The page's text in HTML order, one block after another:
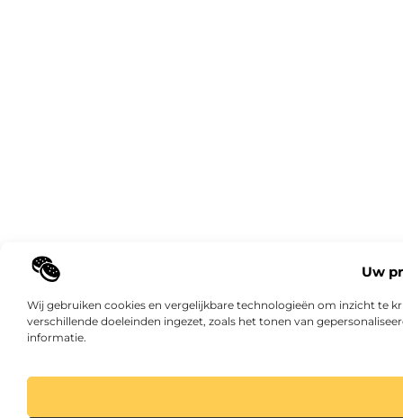
Uw
Wij gebruiken cookies en vergelijkbare technologieën om inzicht te
verschillende doeleinden ingezet, zoals het tonen van
informatie.